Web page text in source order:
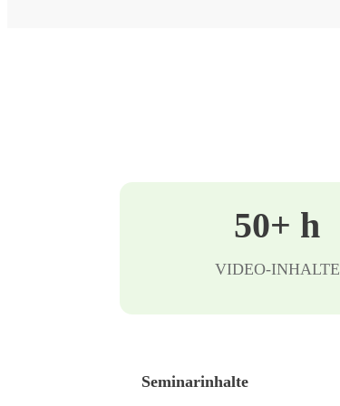
50+ h
VIDEO-INHALTE
Seminarinhalte